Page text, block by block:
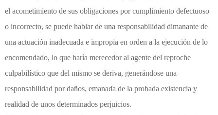
el acometimiento de sus obligaciones por cumplimiento defectuoso
o incorrecto, se puede hablar de una responsabilidad dimanante de
una actuación inadecuada e impropia en orden a la ejecución de lo
encomendado, lo que haría merecedor al agente del reproche
culpabilístico que del mismo se deriva, generándose una
responsabilidad por daños, emanada de la probada existencia y
realidad de unos determinados perjuicios.